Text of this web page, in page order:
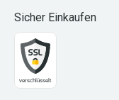
Sicher Einkaufen